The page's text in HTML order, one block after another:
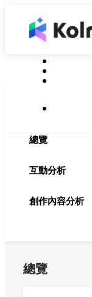
總覽
互動分析
創作內容分析
總覽